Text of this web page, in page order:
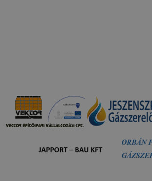
ideje kizárólag az Ön aktuális
végeztével, illetve a böngésző
törlődnek a számítógépéről.
nélkül nem tudjuk garantálni